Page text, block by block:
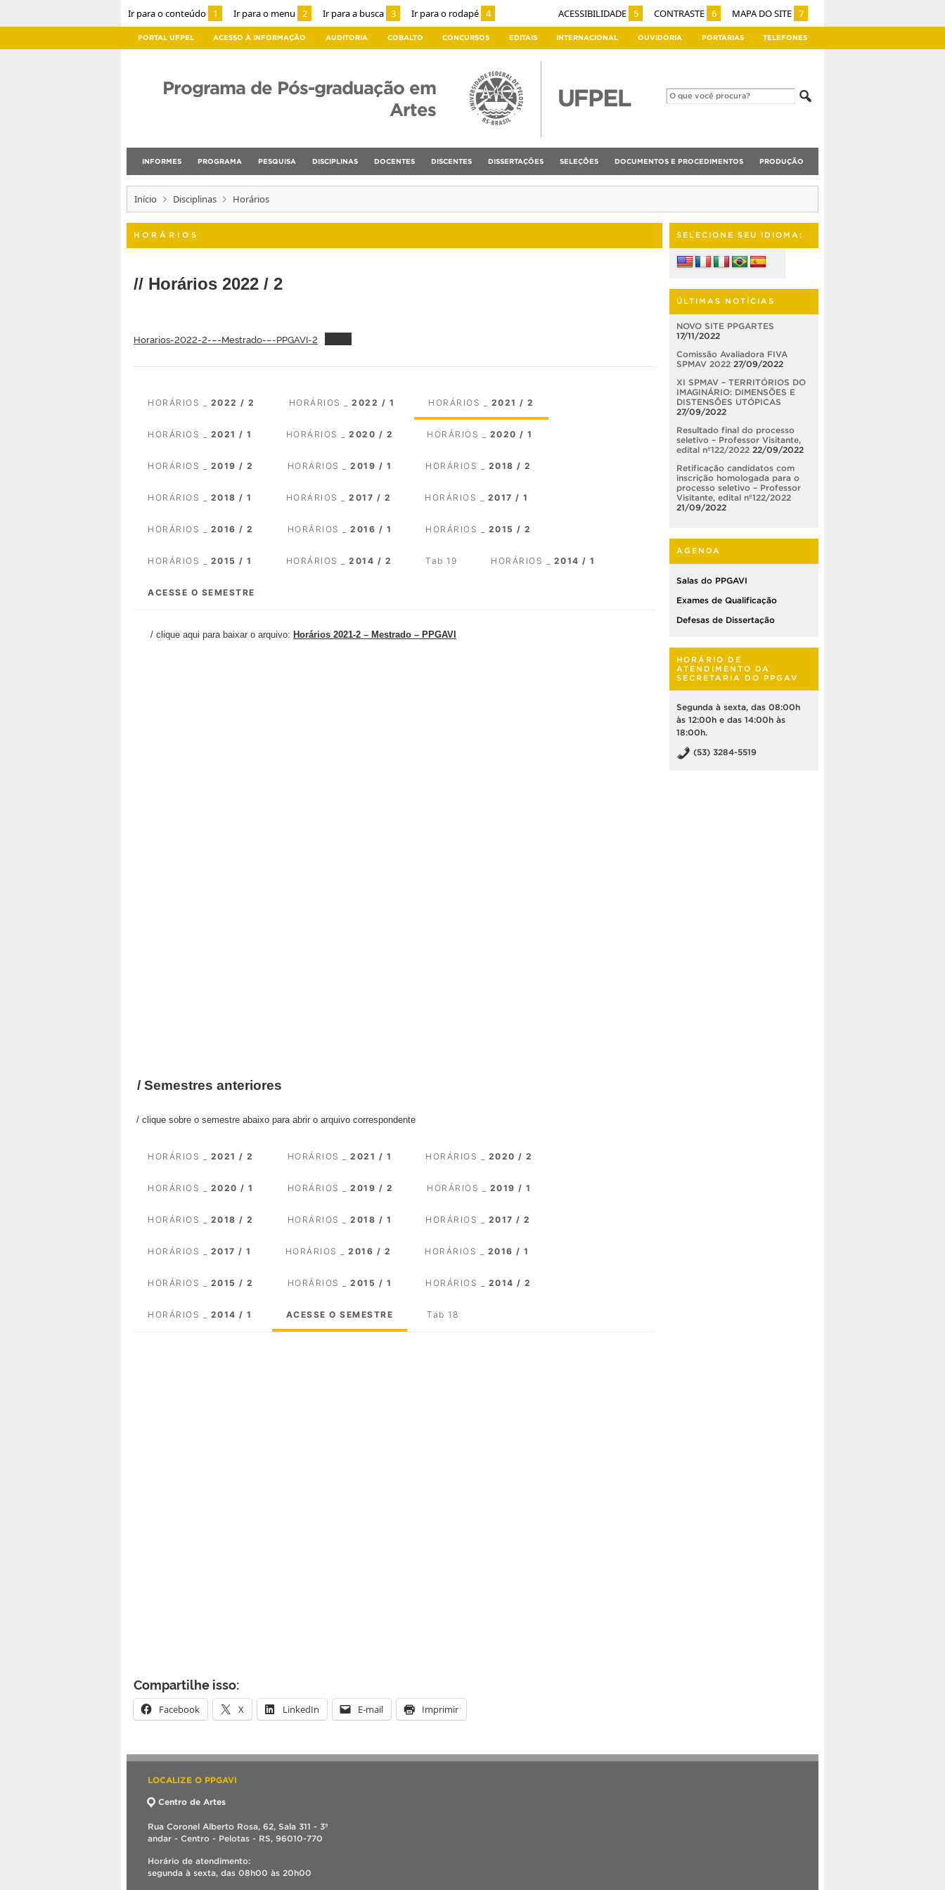
Ir para o conteúdo 1 Ir para o menu 2 Ir para a busca 3 Ir para o rodapé 4 ACESSIBILIDADE 5 CONTRASTE 6 MAPA DO SITE 7
PORTAL UFPEL ACESSO À INFORMAÇÃO AUDITORIA COBALTO CONCURSOS EDITAIS INTERNACIONAL OUVIDORIA PORTARIAS TELEFONES
Programa de Pós-graduação em
Artes
INFORMES PROGRAMA PESQUISA DISCIPLINAS DOCENTES DISCENTES DISSERTAÇÕES SELEÇÕES DOCUMENTOS E PROCEDIMENTOS PRODUÇÃO
Início Disciplinas Horários
HORÁRIOS
// Horários 2022 / 2
Horarios-2022-2-–-Mestrado-–-PPGAVI-2
HORÁRIOS _ 2022 / 2 HORÁRIOS _ 2022 / 1 HORÁRIOS _ 2021 / 2
HORÁRIOS _ 2021 / 1 HORÁRIOS _ 2020 / 2 HORÁRIOS _ 2020 / 1
HORÁRIOS _ 2019 / 2 HORÁRIOS _ 2019 / 1 HORÁRIOS _ 2018 / 2
HORÁRIOS _ 2018 / 1 HORÁRIOS _ 2017 / 2 HORÁRIOS _ 2017 / 1
HORÁRIOS _ 2016 / 2 HORÁRIOS _ 2016 / 1 HORÁRIOS _ 2015 / 2
HORÁRIOS _ 2015 / 1 HORÁRIOS _ 2014 / 2 Tab 19 HORÁRIOS _ 2014 / 1
ACESSE O SEMESTRE
/ clique aqui para baixar o arquivo: Horários 2021-2 – Mestrado – PPGAVI
/ Semestres anteriores
/ clique sobre o semestre abaixo para abrir o arquivo correspondente
HORÁRIOS _ 2021 / 2 HORÁRIOS _ 2021 / 1 HORÁRIOS _ 2020 / 2
HORÁRIOS _ 2020 / 1 HORÁRIOS _ 2019 / 2 HORÁRIOS _ 2019 / 1
HORÁRIOS _ 2018 / 2 HORÁRIOS _ 2018 / 1 HORÁRIOS _ 2017 / 2
HORÁRIOS _ 2017 / 1 HORÁRIOS _ 2016 / 2 HORÁRIOS _ 2016 / 1
HORÁRIOS _ 2015 / 2 HORÁRIOS _ 2015 / 1 HORÁRIOS _ 2014 / 2
HORÁRIOS _ 2014 / 1 ACESSE O SEMESTRE Tab 18
Compartilhe isso:
Facebook X LinkedIn E-mail Imprimir
SELECIONE SEU IDIOMA:
ÚLTIMAS NOTÍCIAS
NOVO SITE PPGARTES
17/11/2022
Comissão Avaliadora FIVA
SPMAV 2022 27/09/2022
XI SPMAV – TERRITÓRIOS DO
IMAGINÁRIO: DIMENSÕES E
DISTENSÕES UTÓPICAS
27/09/2022
Resultado final do processo
seletivo – Professor Visitante,
edital nº122/2022 22/09/2022
Retificação candidatos com
inscrição homologada para o
processo seletivo – Professor
Visitante, edital nº122/2022
21/09/2022
AGENDA
Salas do PPGAVI
Exames de Qualificação
Defesas de Dissertação
HORÁRIO DE
ATENDIMENTO DA
SECRETARIA DO PPGAV
Segunda à sexta, das 08:00h
às 12:00h e das 14:00h às
18:00h.
(53) 3284-5519
LOCALIZE O PPGAVI
Centro de Artes
Rua Coronel Alberto Rosa, 62, Sala 311 - 3º
andar - Centro - Pelotas - RS, 96010-770
Horário de atendimento:
segunda à sexta, das 08h00 às 20h00